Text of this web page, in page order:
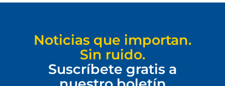
Noticias que importan.
Sin ruido.
Suscríbete gratis a